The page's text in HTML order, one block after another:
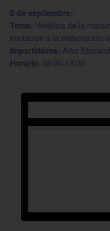
5 de septiembre:
Tema: “Análisis de la
iniciación a la elaboración
Impartidores: Aitor
Horario: 09:00-13:00